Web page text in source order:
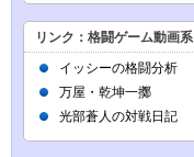
リンク：格闘ゲーム動画系
イッシーの格闘分析
万屋・乾坤一擲
光部蒼人の対戦日記